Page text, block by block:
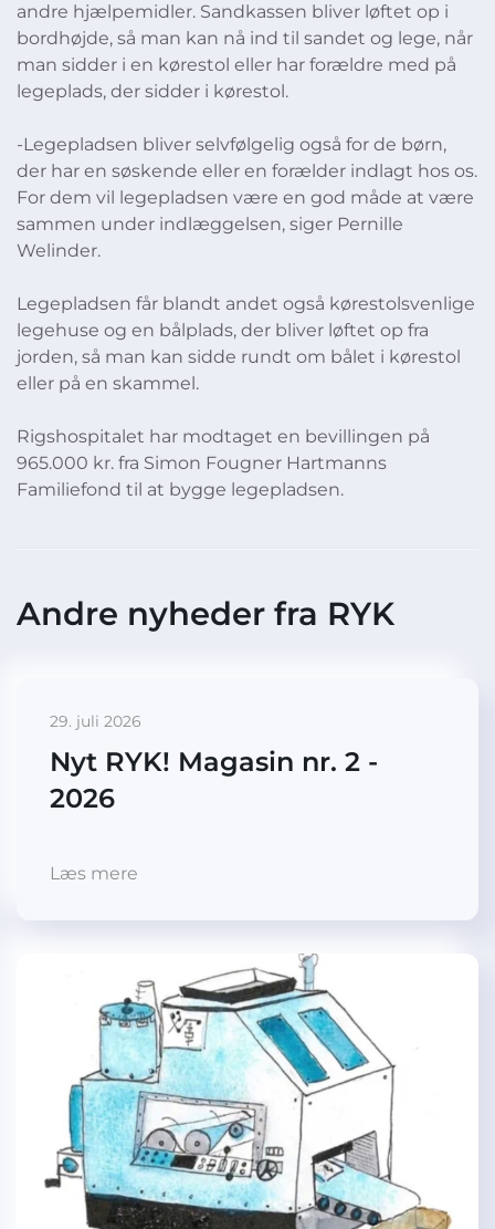
andre hjælpemidler. Sandkassen bliver løftet op i
bordhøjde, så man kan nå ind til sandet og lege, når
man sidder i en kørestol eller har forældre med på
legeplads, der sidder i kørestol.
-Legepladsen bliver selvfølgelig også for de børn,
der har en søskende eller en forælder indlagt hos os.
For dem vil legepladsen være en god måde at være
sammen under indlæggelsen, siger Pernille
Welinder.
Legepladsen får blandt andet også kørestolsvenlige
legehuse og en bålplads, der bliver løftet op fra
jorden, så man kan sidde rundt om bålet i kørestol
eller på en skammel.
Rigshospitalet har modtaget en bevillingen på
965.000 kr. fra Simon Fougner Hartmanns
Familiefond til at bygge legepladsen.
Andre nyheder fra RYK
29. juli 2026
Nyt RYK! Magasin nr. 2 -
2026
Læs mere